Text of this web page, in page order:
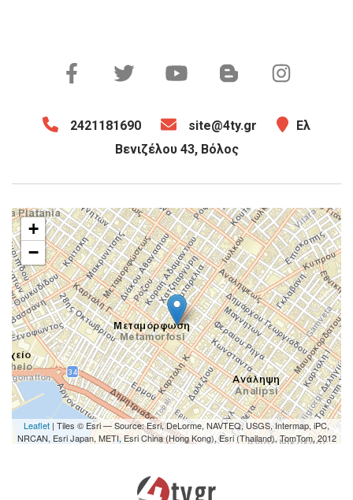
+
−
Leaflet | Tiles © Esri — Source: Esri, DeLorme, NAVTEQ, USGS, Intermap, iPC,
NRCAN, Esri Japan, METI, Esri China (Hong Kong), Esri (Thailand), TomTom, 2012
2421181690 site@4ty.gr
Ελ
Βενιζέλου 43, Βόλος